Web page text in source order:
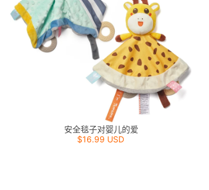
安全毯子对婴儿的爱
$16.99 USD